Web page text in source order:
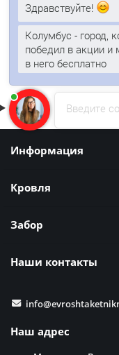
В корзину
Быстрый заказ
Информация
Кровля
Забор
Наши контакты
Наш адрес
Введите
Здравствуйте!
Колумбус - город,
победил в акции
в него бесплатно